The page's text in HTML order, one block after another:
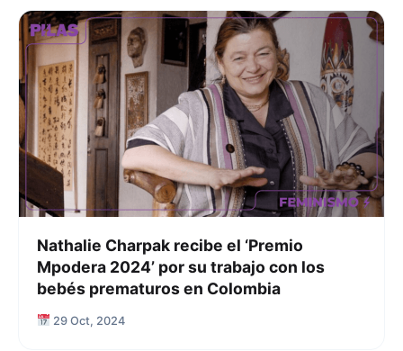
Nathalie Charpak recibe el ‘Premio
Mpodera 2024’ por su trabajo con los
bebés prematuros en Colombia
29 Oct, 2024